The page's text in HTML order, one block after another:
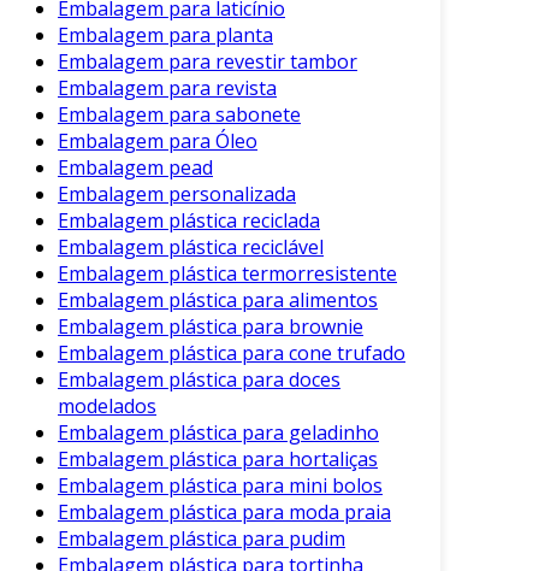
Mockups Físicos: Produzidos em
materiais como papel ou papelão,
oferecem uma visão tátil da embalagem.
Mockups 3D:Utilizam impressão 3D para
criar representações mais realistas do
produto.
Essa variedade permite que as empresas
escolham o que melhor se adapta às suas
necessidades.
Como Criar um Mockup de
Embalagem
Criar um mockup de embalagem pode parecer
desafiador, mas ao seguir algumas etapas, esse
processo se torna mais simples. Você pode
considerar os seguintes passos:
Definir o Design:Antes de tudo, escolha
Embalagem para laticínio
Embalagem para planta
Embalagem para revestir tambor
Embalagem para revista
Embalagem para sabonete
Embalagem para Óleo
Embalagem pead
Embalagem personalizada
Embalagem plástica reciclada
Embalagem plástica reciclável
Embalagem plástica termorresistente
Embalagem plástica para alimentos
Embalagem plástica para brownie
Embalagem plástica para cone trufado
Embalagem plástica para doces
modelados
Embalagem plástica para geladinho
Embalagem plástica para hortaliças
Embalagem plástica para mini bolos
Embalagem plástica para moda praia
Embalagem plástica para pudim
Embalagem plástica para tortinha